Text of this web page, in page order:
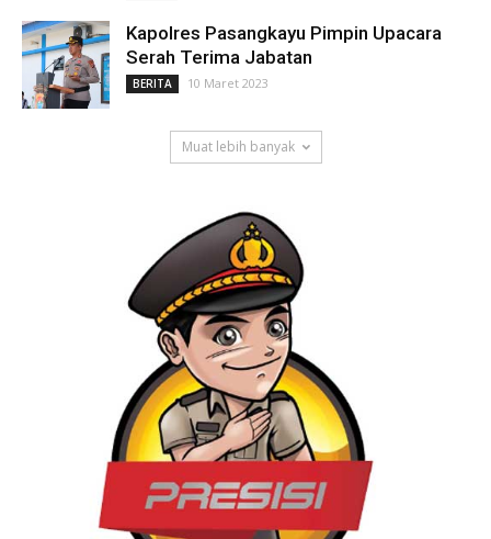
Kapolres Pasangkayu Pimpin Upacara
Serah Terima Jabatan
BERITA 10 Maret 2023
Muat lebih banyak